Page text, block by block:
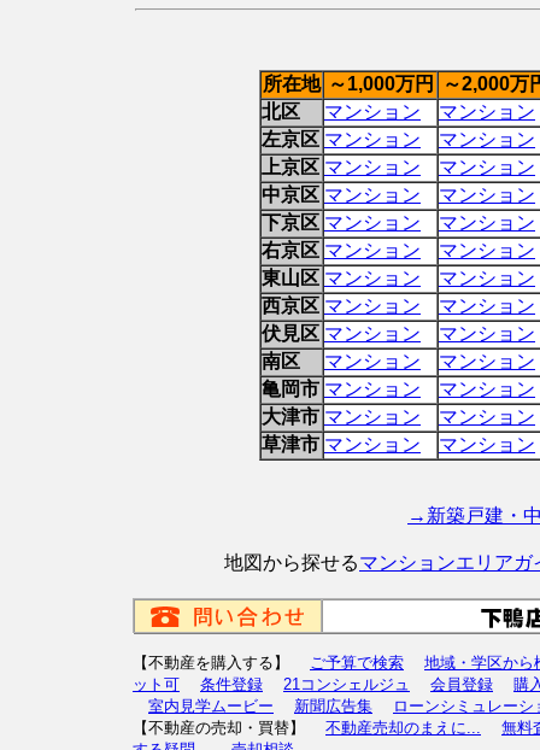
所在地 ～1,000万円
～2,000万
北区
マンション
マンション
左京区 マンション
マンション
上京区 マンション
マンション
中京区 マンション
マンション
下京区 マンション
マンション
右京区 マンション
マンション
東山区 マンション
マンション
西京区 マンション
マンション
伏見区 マンション
マンション
南区
マンション
マンション
亀岡市 マンション
マンション
大津市 マンション
マンション
草津市 マンション マンション
→新築戸建・
地図から探せるマンションエリアガ
【不動産を購入する】 ご予算で検索
地域・学区から
ット可
条件登録 21コンシェルジュ 会員登録
購
室内見学ムービー
新聞広告集
ローンシミュレーシ
【不動産の売却・買替】 不動産売却のまえに...
無料